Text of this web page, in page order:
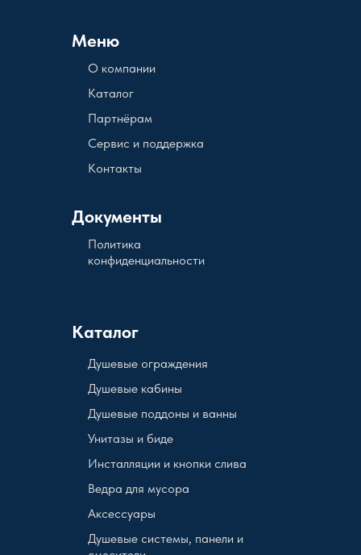
Меню
О компании
Документы
Каталог
Политика
конфиденциальности
Партнёрам
Сервис и поддержка
Контакты
Каталог
Душевые кабины
Душевые поддоны и ванны
Унитазы и биде
Инсталляции и кнопки слива
Ведра для мусора
Аксессуары
Душевые системы, панели и
Душевые ограждения